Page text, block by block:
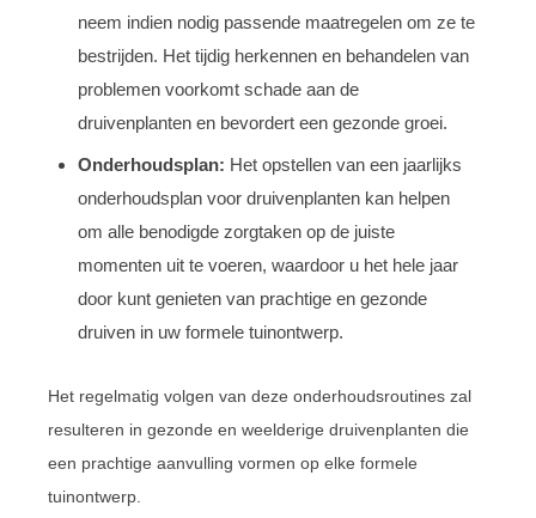
neem indien nodig passende maatregelen om ze te
bestrijden. Het tijdig herkennen en behandelen van
problemen voorkomt schade aan de
druivenplanten en bevordert een gezonde groei.
Onderhoudsplan: Het opstellen van een jaarlijks
onderhoudsplan voor druivenplanten kan helpen
om alle benodigde zorgtaken op de juiste
momenten uit te voeren, waardoor u het hele jaar
door kunt genieten van prachtige en gezonde
druiven in uw formele tuinontwerp.
Het regelmatig volgen van deze onderhoudsroutines zal
resulteren in gezonde en weelderige druivenplanten die
een prachtige aanvulling vormen op elke formele
tuinontwerp.